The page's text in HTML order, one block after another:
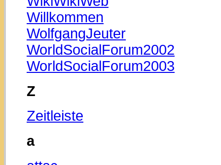
Willkommen
WolfgangJeuter
WorldSocialForum2002
WorldSocialForum2003
Z
Zeitleiste
a